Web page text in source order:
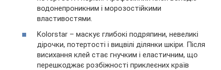
водонепроникним і морозостійкими
властивостями.
Kolorstar – маскує глибокі подряпини, невеликі
дірочки, потертості і вицвілі ділянки шкіри. Після
висихання клей стає гнучким і еластичним, що
перешкоджає розбіжності приклеєних країв